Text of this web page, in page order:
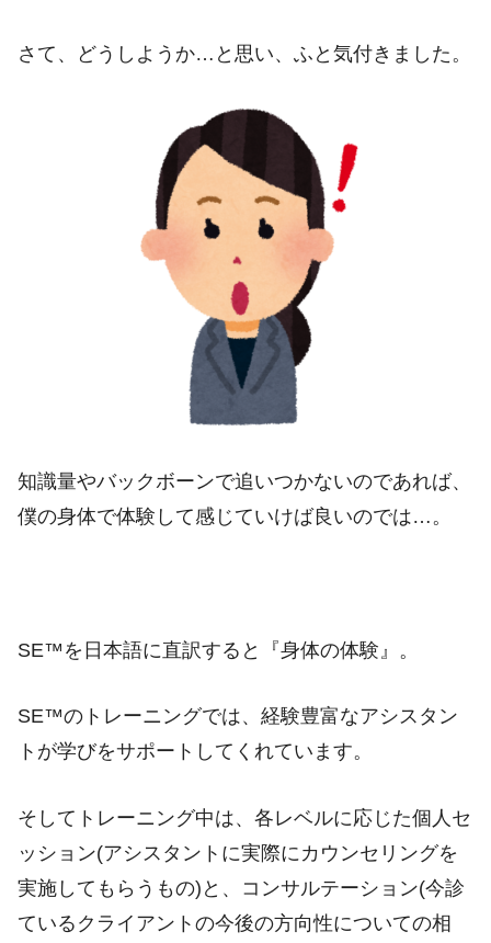
さて、どうしようか…と思い、ふと気付きました。
知識量やバックボーンで追いつかないのであれば、
僕の身体で体験して感じていけば良いのでは…。
SE™を日本語に直訳すると『身体の体験』。
SE™のトレーニングでは、経験豊富なアシスタン
トが学びをサポートしてくれています。
そしてトレーニング中は、各レベルに応じた個人セ
ッション(アシスタントに実際にカウンセリングを
実施してもらうもの)と、コンサルテーション(今診
ているクライアントの今後の方向性についての相